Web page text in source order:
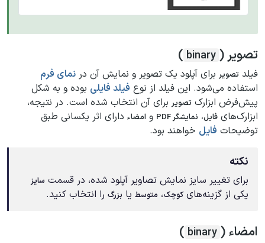
تصویر ( binary
)
فیلد تصویر برای آپلود یک تصویر و نمایش آن در نمای فرم
استفاده می‌شود. این فیلد از نوع فیلد فایلی بوده و به شکل
پیش‌فرض ابزارک تصویر برای آن انتخاب شده است. در نتیجه،
ابزارک‌های فایل، نمایشگر PDF و امضاء دارای اثر یکسانی طبق
توضیحات فایل خواهند بود.
نکته
برای تغییر سایز نمایش تصاویر آپلود شده، در قسمت سایز
یکی از گزینه‌هایکوچک، متوسط یا بزرگ را انتخاب کنید.
امضاء ( binary
)